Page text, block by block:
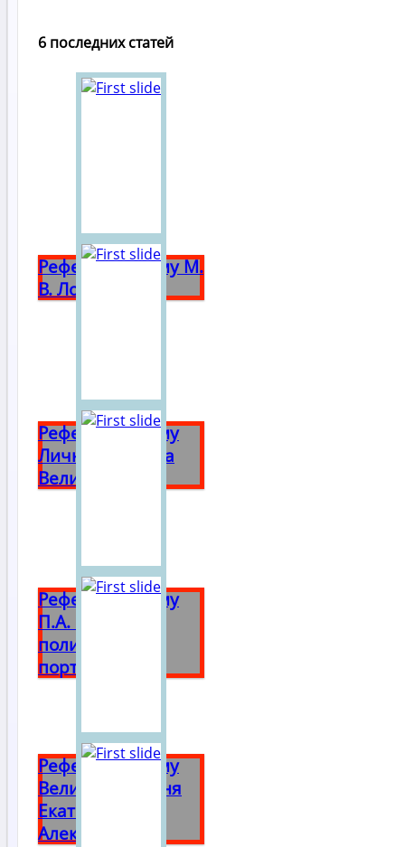
6 последних статей
Реферат на тему М.
В. Ломоносов
Реферат на тему
Личность Петра
Великого
Реферат на тему
П.А. Столыпин
политический
портрет
Реферат на тему
Великая княгиня
Екатерина
Алексеевна